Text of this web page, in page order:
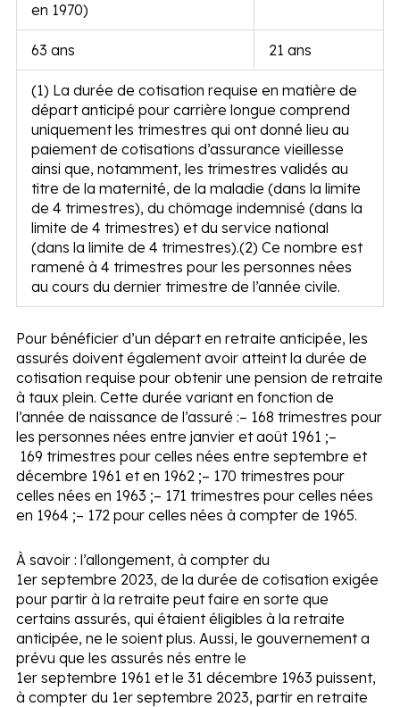
en 1970)
63 ans 21 ans
(1) La durée de cotisation requise en matière de
départ anticipé pour carrière longue comprend
uniquement les trimestres qui ont donné lieu au
paiement de cotisations d’assurance vieillesse
ainsi que, notamment, les trimestres validés au
titre de la maternité, de la maladie (dans la limite
de 4 trimestres), du chômage indemnisé (dans la
limite de 4 trimestres) et du service national
(dans la limite de 4 trimestres).(2) Ce nombre est
ramené à 4 trimestres pour les personnes nées
au cours du dernier trimestre de l’année civile.
Pour bénéficier d’un départ en retraite anticipée, les
assurés doivent également avoir atteint la durée de
cotisation requise pour obtenir une pension de retraite
à taux plein. Cette durée variant en fonction de
l’année de naissance de l’assuré :– 168 trimestres pour
les personnes nées entre janvier et août 1961 ;–
169 trimestres pour celles nées entre septembre et
décembre 1961 et en 1962 ;– 170 trimestres pour
celles nées en 1963 ;– 171 trimestres pour celles nées
en 1964 ;– 172 pour celles nées à compter de 1965.
À savoir : l’allongement, à compter du
1er septembre 2023, de la durée de cotisation exigée
pour partir à la retraite peut faire en sorte que
certains assurés, qui étaient éligibles à la retraite
anticipée, ne le soient plus. Aussi, le gouvernement a
prévu que les assurés nés entre le
1er septembre 1961 et le 31 décembre 1963 puissent,
à compter du 1er septembre 2023, partir en retraite